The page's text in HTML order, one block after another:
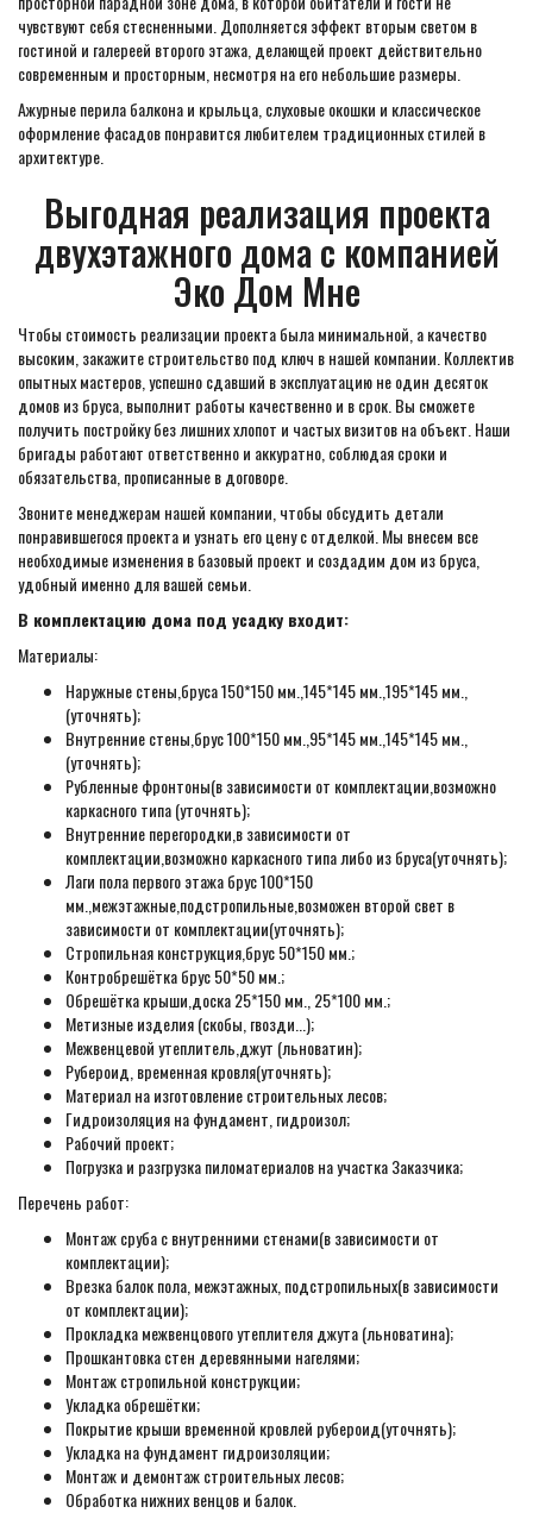
чувствуют себя стесненными. Дополняется эффект вторым светом в
гостиной и галереей второго этажа, делающей проект действительно
современным и просторным, несмотря на его небольшие размеры.
Ажурные перила балкона и крыльца, слуховые окошки и классическое
оформление фасадов понравится любителем традиционных стилей в
архитектуре.
Выгодная реализация проекта
двухэтажного дома с компанией
Эко Дом Мне
Чтобы стоимость реализации проекта была минимальной, а качество
высоким, закажите строительство под ключ в нашей компании. Коллектив
опытных мастеров, успешно сдавший в эксплуатацию не один десяток
домов из бруса, выполнит работы качественно и в срок. Вы сможете
получить постройку без лишних хлопот и частых визитов на объект. Наши
бригады работают ответственно и аккуратно, соблюдая сроки и
обязательства, прописанные в договоре.
Звоните менеджерам нашей компании, чтобы обсудить детали
понравившегося проекта и узнать его цену с отделкой. Мы внесем все
необходимые изменения в базовый проект и создадим дом из бруса,
удобный именно для вашей семьи.
В комплектацию дома под усадку входит:
Материалы:
Наружные стены,бруса 150*150 мм.,145*145 мм.,195*145 мм.,
(уточнять);
Внутренние стены,брус 100*150 мм.,95*145 мм.,145*145 мм.,
(уточнять);
Рубленные фронтоны(в зависимости от комплектации,возможно
каркасного типа (уточнять);
Внутренние перегородки,в зависимости от
комплектации,возможно каркасного типа либо из бруса(уточнять);
Лаги пола первого этажа брус 100*150
мм.,межэтажные,подстропильные,возможен второй свет в
зависимости от комплектации(уточнять);
Стропильная конструкция,брус 50*150 мм.;
Контробрешётка брус 50*50 мм.;
Обрешётка крыши,доска 25*150 мм., 25*100 мм.;
Метизные изделия (скобы, гвозди...);
Межвенцевой утеплитель,джут (льноватин);
Рубероид, временная кровля(уточнять);
Материал на изготовление строительных лесов;
Гидроизоляция на фундамент, гидроизол;
Рабочий проект;
Погрузка и разгрузка пиломатериалов на участка Заказчика;
Перечень работ:
Монтаж сруба с внутренними стенами(в зависимости от
комплектации);
Врезка балок пола, межэтажных, подстропильных(в зависимости
от комплектации);
Прокладка межвенцового утеплителя джута (льноватина);
Прошкантовка стен деревянными нагелями;
Монтаж стропильной конструкции;
Укладка обрешётки;
Покрытие крыши временной кровлей рубероид(уточнять);
Укладка на фундамент гидроизоляции;
Монтаж и демонтаж строительных лесов;
Обработка нижних венцов и балок.